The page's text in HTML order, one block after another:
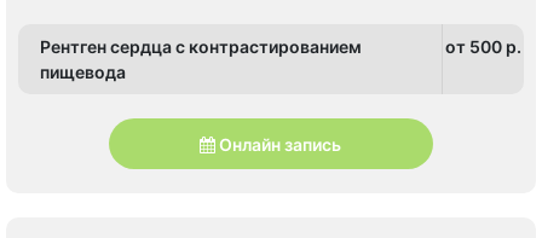
Рентген сердца с контрастированием
пищевода
от 500 p.
Онлайн запись